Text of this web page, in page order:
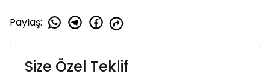
Paylaş:
Size Özel Teklif